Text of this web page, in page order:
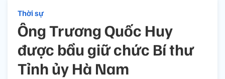
Thời sự
Ông Trương Quốc Huy
được bầu giữ chức Bí thư
Tỉnh ủy Hà Nam